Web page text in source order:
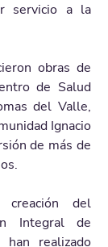
servicio a la
obras de
de Salud
del Valle,
Ignacio
de más de
del
Integral de
han realizado